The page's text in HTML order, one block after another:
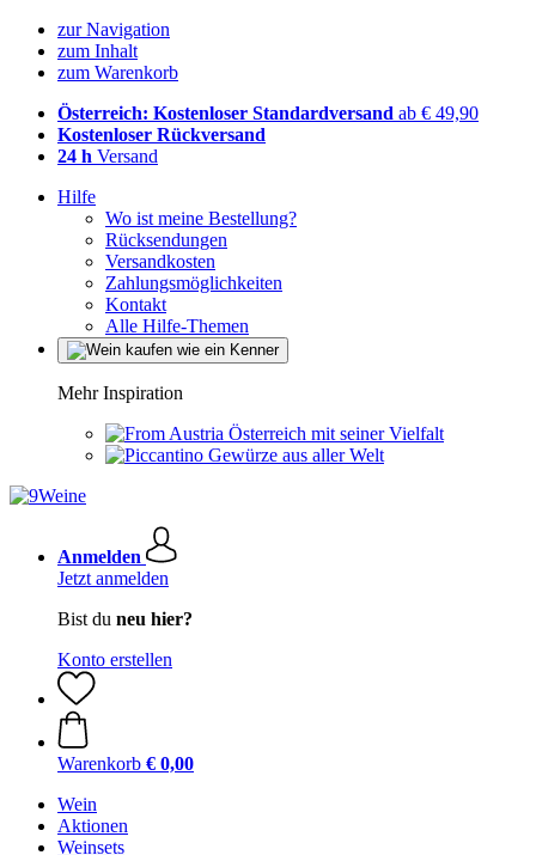
zur Navigation
zum Inhalt
zum Warenkorb
Österreich: Kostenloser Standardversand ab € 49,90
Kostenloser Rückversand
24 h Versand
Hilfe
Wo ist meine Bestellung?
Rücksendungen
Versandkosten
Zahlungsmöglichkeiten
Kontakt
Alle Hilfe-Themen
Mehr Inspiration
Österreich mit seiner Vielfalt
Gewürze aus aller Welt
Anmelden
Jetzt anmelden
Bist du neu hier?
Konto erstellen
Warenkorb € 0,00
Wein
Aktionen
Weinsets